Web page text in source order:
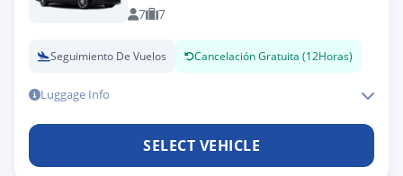
7 7
Seguimiento De Vuelos Cancelación Gratuita (12Horas)
Luggage Info
SELECT VEHICLE